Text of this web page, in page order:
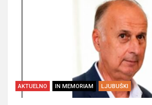
AKTUELNO IN MEMORIAM LJUBUŠKI